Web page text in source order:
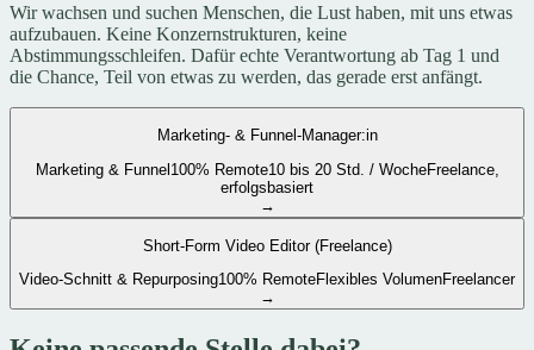
Wir wachsen und suchen Menschen, die Lust haben, mit uns etwas
aufzubauen. Keine Konzernstrukturen, keine
Abstimmungsschleifen. Dafür echte Verantwortung ab Tag 1 und
die Chance, Teil von etwas zu werden, das gerade erst anfängt.
Marketing- & Funnel-Manager:in
Marketing & Funnel100% Remote10 bis 20 Std. / WocheFreelance,
erfolgsbasiert
→
Short-Form Video Editor (Freelance)
Video-Schnitt & Repurposing100% RemoteFlexibles VolumenFreelancer
→